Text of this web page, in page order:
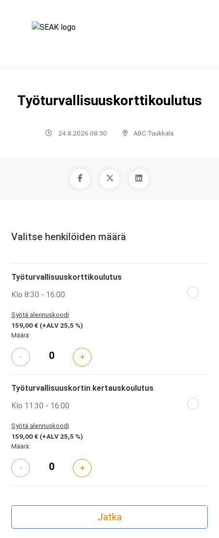
Työturvallisuuskorttikoulutus
24.8.2026 08:30 ABC Tuukkala
Valitse henkilöiden määrä
Työturvallisuuskorttikoulutus
Klo 8:30 - 16:00
Syötä alennuskoodi
159,00 € (+ALV 25,5 %)
Määrä:
- +
Työturvallisuuskortin kertauskoulutus
Klo 11:30 - 16:00
Syötä alennuskoodi
159,00 € (+ALV 25,5 %)
Määrä:
- +